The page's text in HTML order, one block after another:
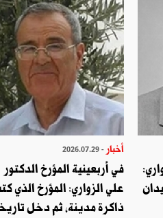
أخبار - 2026.07.29
في أربعينية المؤرخ الدكتور
علي الزواري: المؤرخ الذي
ذاكرة مدينة، ثم دخل